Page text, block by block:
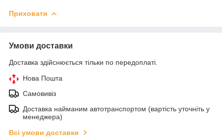
Приховати
Умови доставки
Доставка здійснюється тільки по передоплаті.
Нова Пошта
Самовивіз
Доставка найманим автотранспортом (вартість уточніть у
менеджера)
Всі умови доставки